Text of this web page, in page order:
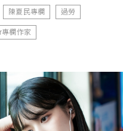
陳夏民專欄
過勞
欄作家